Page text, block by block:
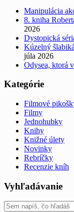
Manipulácia
8. kniha
2026
Dystopická
Kúzelný
júla 2026
Odysea, ktorá
Kategórie
Filmové
Filmy
Jednohubky
Knihy
Knižné úlety
Novinky
Rebríčky
Recenzie kníh
Vyhľadávanie